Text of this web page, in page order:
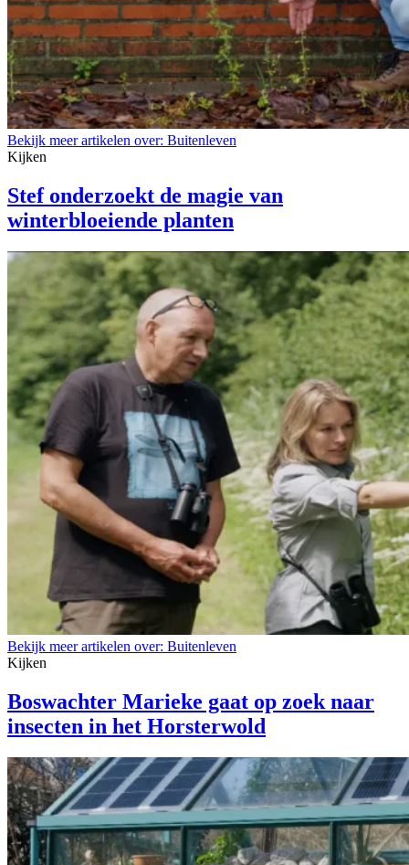
Bekijk meer artikelen over: Buitenleven
Kijken
Stef onderzoekt de magie van
winterbloeiende planten
Bekijk meer artikelen over: Buitenleven
Kijken
Boswachter Marieke gaat op zoek naar
insecten in het Horsterwold